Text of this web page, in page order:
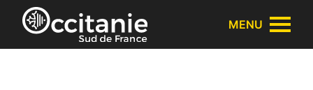
Panneau de gestion des cookies
MENU